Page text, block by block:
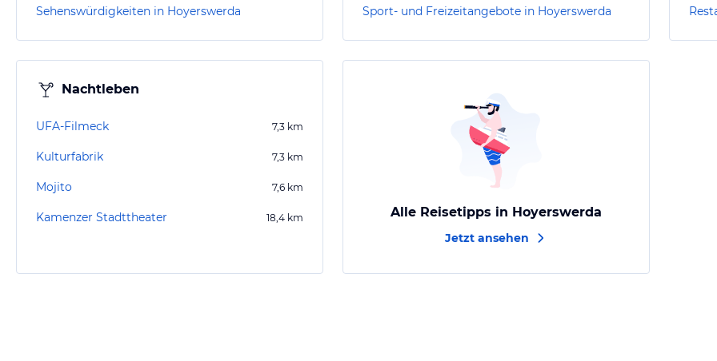
Sehenswürdigkeiten in Hoyerswerda Sport- und Freizeitangebote in Hoyerswerda
Nachtleben
UFA-Filmeck 7,3 km
Kulturfabrik 7,3 km
Mojito 7,6 km
Kamenzer Stadttheater 18,4 km Alle Reisetipps in Hoyerswerda
Jetzt ansehen